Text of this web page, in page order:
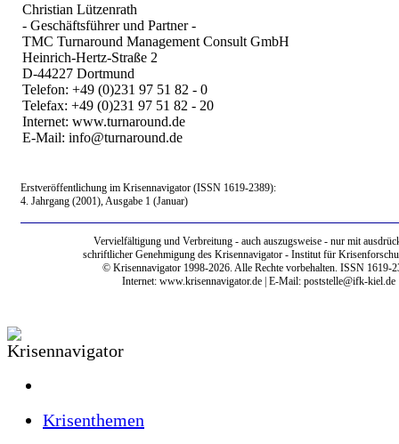
Christian Lützenrath
- Geschäftsführer und Partner -
TMC Turnaround Management Consult GmbH
Heinrich-Hertz-Straße 2
D-44227 Dortmund
Telefon: +49 (0)231 97 51 82 - 0
Telefax: +49 (0)231 97 51 82 - 20
Internet: www.turnaround.de
E-Mail: info@turnaround.de
Erstveröffentlichung im Krisennavigator (ISSN 1619-2389):
4. Jahrgang (2001), Ausgabe 1 (Januar)
Vervielfältigung und Verbreitung - auch auszugsweise - nur mit
schriftlicher Genehmigung des Krisennavigator - Institut für
© Krisennavigator 1998-2026. Alle Rechte vorbehalten. ISSN 1619-
Internet: www.krisennavigator.de | E-Mail: poststelle@ifk-kiel.de
Krisenthemen